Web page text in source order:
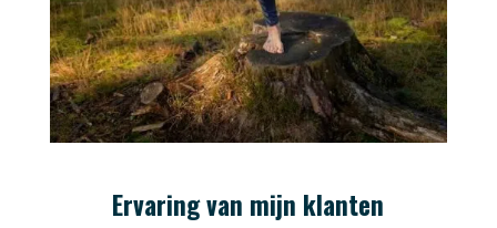
Ervaring van mijn klanten